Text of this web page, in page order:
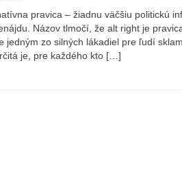
pravica – žiadnu väčšiu politickú
Názov tlmočí, že alt right je
jedným zo silných lákadiel pre ľudí
je, pre každého kto […]